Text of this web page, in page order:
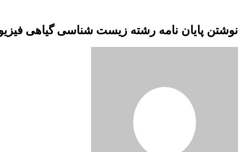
نوشتن پایان نامه رشته زیست شناسی گیاهی